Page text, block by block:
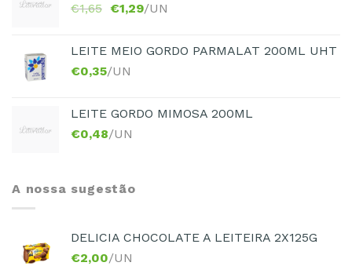
€1,65 €1,29/UN
LEITE MEIO GORDO PARMALAT 200ML UHT
€0,35/UN
LEITE GORDO MIMOSA 200ML
€0,48/UN
A nossa sugestão
DELICIA CHOCOLATE A LEITEIRA 2X125G
€2,00/UN